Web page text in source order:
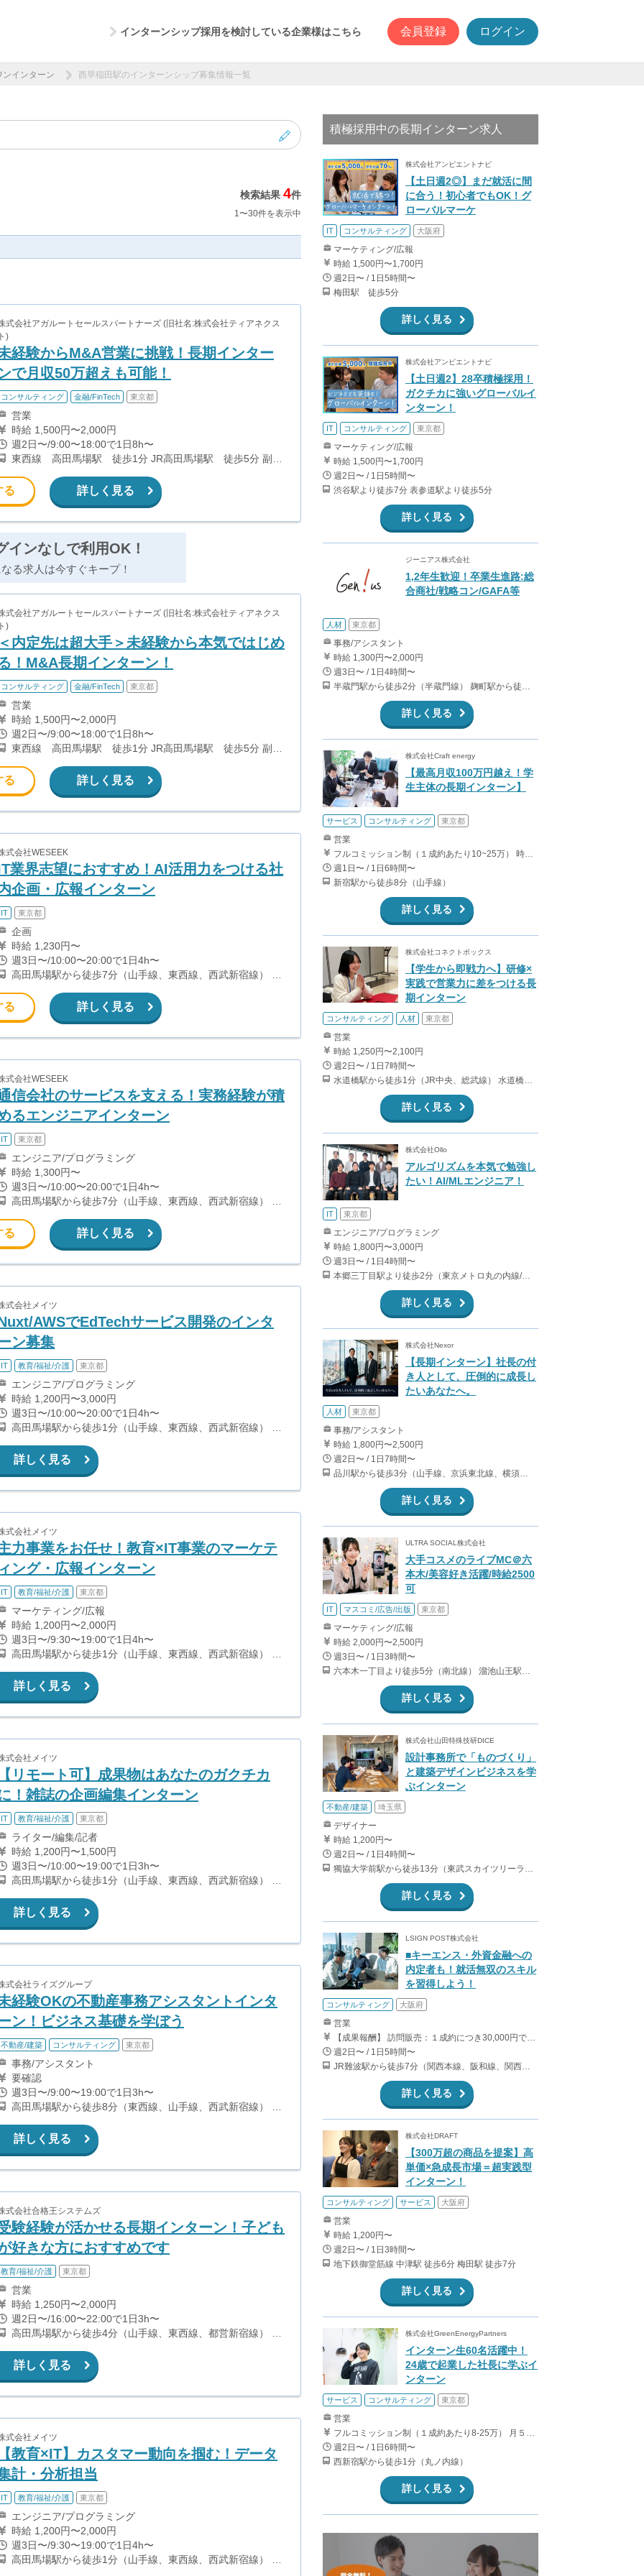
インターンシップ採用を検討している企業様はこちら 会員登録 ログイン
インターン 西早稲田駅のインターンシップ募集情報一覧
検索結果 4件
1〜30件を表示中
式会社アガルートセールスパートナーズ (旧社名:株式会社ティアネクス
)
経験からM&A営業に挑戦！長期インター
で月収50万超えも可能！
コンサルティング 金融/FinTech 東京都
営業
時給 1,500円〜2,000円
週2日〜/9:00〜18:00で1日8h〜
東西線 高田馬場駅 徒歩1分 JR高田馬場駅 徒歩5分 副都
る 詳しく見る
インなしで利用OK！
る求人は今すぐキープ！
式会社アガルートセールスパートナーズ (旧社名:株式会社ティアネクス
)
内定先は超大手＞未経験から本気ではじめ
！M&A長期インターン！
コンサルティング 金融/FinTech 東京都
営業
時給 1,500円〜2,000円
週2日〜/9:00〜18:00で1日8h〜
東西線 高田馬場駅 徒歩1分 JR高田馬場駅 徒歩5分 副都
る 詳しく見る
式会社WESEEK
業界志望におすすめ！AI活用力をつける社
企画・広報インターン
IT 東京都
企画
時給 1,230円〜
週3日〜/10:00〜20:00で1日4h〜
高田馬場駅から徒歩7分（山手線、東西線、西武新宿線） 西
る 詳しく見る
式会社WESEEK
信会社のサービスを支える！実務経験が積
るエンジニアインターン
IT 東京都
エンジニア/プログラミング
時給 1,300円〜
週3日〜/10:00〜20:00で1日4h〜
高田馬場駅から徒歩7分（山手線、東西線、西武新宿線） 西
る 詳しく見る
式会社メイツ
AWSでEdTechサービス開発のインタ
ン募集
IT 教育/福祉/介護 東京都
エンジニア/プログラミング
時給 1,200円〜3,000円
週3日〜/10:00〜20:00で1日4h〜
高田馬場駅から徒歩1分（山手線、東西線、西武新宿線） 西
詳しく見る
式会社メイツ
力事業をお任せ！教育×IT事業のマーケテ
ング・広報インターン
IT 教育/福祉/介護 東京都
マーケティング/広報
時給 1,200円〜2,000円
週3日〜/9:30〜19:00で1日4h〜
高田馬場駅から徒歩1分（山手線、東西線、西武新宿線） 西
詳しく見る
式会社メイツ
リモート可】成果物はあなたのガクチカ
！雑誌の企画編集インターン
IT 教育/福祉/介護 東京都
ライター/編集/記者
時給 1,200円〜1,500円
週3日〜/10:00〜19:00で1日3h〜
高田馬場駅から徒歩1分（山手線、東西線、西武新宿線） 西
詳しく見る
式会社ライズグループ
経験OKの不動産事務アシスタントインタ
ン！ビジネス基礎を学ぼう
不動産/建築 コンサルティング 東京都
事務/アシスタント
要確認
週3日〜/9:00〜19:00で1日3h〜
高田馬場駅から徒歩8分（東西線、山手線、西武新宿線） 西
詳しく見る
式会社合格王システムズ
験経験が活かせる長期インターン！子ども
好きな方におすすめです
教育/福祉/介護 東京都
営業
時給 1,250円〜2,000円
週2日〜/16:00〜22:00で1日3h〜
高田馬場駅から徒歩4分（山手線、東西線、都営新宿線） 下
分（副都心線）
詳しく見る
式会社メイツ
教育×IT】カスタマー動向を掴む！データ
計・分析担当
IT 教育/福祉/介護 東京都
エンジニア/プログラミング
時給 1,200円〜2,000円
週3日〜/9:30〜19:00で1日4h〜
高田馬場駅から徒歩1分（山手線、東西線、西武新宿線） 西
積極採用中の長期インターン求人
株式会社アンビエントナビ
【土日週2◎】まだ就活に間
に合う！初心者でもOK！グ
ローバルマーケ
IT コンサルティング 大阪府
マーケティング/広報
時給 1,500円〜1,700円
週2日〜 / 1日5時間〜
梅田駅 徒歩5分
詳しく見る
株式会社アンビエントナビ
【土日週2】28卒積極採用！
ガクチカに強いグローバルイ
ンターン！
IT コンサルティング 東京都
マーケティング/広報
時給 1,500円〜1,700円
週2日〜 / 1日5時間〜
渋谷駅より徒歩7分 表参道駅より徒歩5分
詳しく見る
ジーニアス株式会社
1,2年生歓迎！卒業生進路:総
合商社/戦略コン/GAFA等
人材 東京都
事務/アシスタント
時給 1,300円〜2,000円
週3日〜 / 1日4時間〜
詳しく見る
株式会社Craft energy
【最高月収100万円越え！学
生主体の長期インターン】
サービス コンサルティング 東京都
営業
週1日〜 / 1日6時間〜
新宿駅から徒歩8分（山手線）
詳しく見る
株式会社コネクトボックス
【学生から即戦力へ】研修×
実践で営業力に差をつける長
期インターン
コンサルティング 人材 東京都
営業
時給 1,250円〜2,100円
週2日〜 / 1日7時間〜
詳しく見る
株式会社Ollo
アルゴリズムを本気で勉強し
たい！AI/MLエンジニア！
IT 東京都
エンジニア/プログラミング
時給 1,800円〜3,000円
週3日〜 / 1日4時間〜
本郷三丁目駅より徒歩2分（東京メトロ丸の内線/都営地下鉄大江戸線）
詳しく見る
株式会社Nexor
【長期インターン】社長の付
き人として、圧倒的に成長し
たいあなたへ。
人材 東京都
事務/アシスタント
時給 1,800円〜2,500円
週2日〜 / 1日7時間〜
品川駅から徒歩3分（山手線、京浜東北線、横須賀線、上野東京ライン、ほか） 上大岡駅～都内の送迎なので、横浜付近在住が望ましいです。
詳しく見る
ULTRA SOCIAL株式会社
大手コスメのライブMC＠六
本木/美容好き活躍/時給2500
可
IT マスコミ/広告/出版 東京都
マーケティング/広報
時給 2,000円〜2,500円
週3日〜 / 1日3時間〜
六本木一丁目より徒歩5分（南北線） 溜池山王駅より徒歩10分（銀座線） 六本木駅より徒歩12分（日比谷線）
詳しく見る
株式会社山田特殊技研DICE
設計事務所で「ものづくり」
と建築デザインビジネスを学
ぶインターン
不動産/建築 埼玉県
デザイナー
時給 1,200円〜
週2日〜 / 1日4時間〜
獨協大学前駅から徒歩13分（東武スカイツリーライン、東武伊勢崎線、東武日光線、鬼怒川線）
詳しく見る
LSIGN POST株式会社
■キーエンス・外資金融への
内定者も！就活無双のスキル
を習得しよう！
コンサルティング 大阪府
営業
【成果報酬】 訪問販売：１成約につき30,000円です。 例えば、光インターネットの成約であれば、平均的に2.5日で1件の契約が見込めます。（12,000円/1日6時間稼働） ＜月収例＞月に100万以上稼ぐ方もいます！ ・月5件成約：150,000円 ・月15件成約：450,000円 ・月30成約：900,000円➕マネジメントインセンティブ300,000円 合計1,200,000円 時給換算で2,000円程度が、平均的なインターン生の報酬となっています。
週2日〜 / 1日5時間〜
JR難波駅から徒歩7分（関西本線、阪和線、関西空港線） 大阪難波駅から徒歩13分（近鉄奈良線、阪神なんば線） 桜川駅から徒歩4分（大阪メトロ千日前線、阪神なんば線）
詳しく見る
株式会社DRAFT
【300万超の商品を提案】高
単価×急成長市場＝超実践型
インターン！
コンサルティング サービス 大阪府
営業
時給 1,200円〜
週2日〜 / 1日3時間〜
地下鉄御堂筋線 中津駅 徒歩6分 梅田駅 徒歩7分
詳しく見る
株式会社GreenEnergyPartners
インターン生60名活躍中！
24歳で起業した社長に学ぶイ
ンターン
サービス コンサルティング 東京都
営業
フルコミッション制（１成約あたり8-25万） 月５０万以上稼ぐインターン生も多数います！ ■収入例 ○入社１ヶ月目（明治大学2年生） 役職：アポインター 月間１契約×８万円＝８万円 ＋交通費 ○入社３ヶ月目（東京大学２年生） 役職：アポインター（ランク：ブロンズ） 月間３契約×10万円＝30万円 ＋交通費 ○入社６ヶ月目（早稲田大学３年生） 役職：アポインター（ランク：シルバー） 月間５契約×12万円＝60万円 ＋交通費 ○入社15ヶ月目（慶應大学３年生） 役職：クローザー 月間３契約×25万＝75万円 ＋交通費
週2日〜 / 1日6時間〜
西新宿駅から徒歩1分（丸ノ内線）
詳しく見る